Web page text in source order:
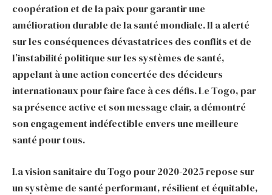
coopération et de la paix pour garantir une
amélioration durable de la santé mondiale. Il a alerté
sur les conséquences dévastatrices des conflits et de
l’instabilité politique sur les systèmes de santé,
appelant à une action concertée des décideurs
internationaux pour faire face à ces défis. Le Togo, par
sa présence active et son message clair, a démontré
son engagement indéfectible envers une meilleure
santé pour tous.
La vision sanitaire du Togo pour 2020-2025 repose sur
un système de santé performant, résilient et équitable,